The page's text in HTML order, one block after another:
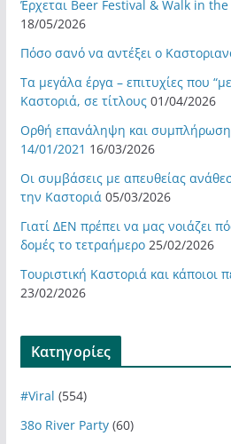
Έρχεται Beer Festival & Walk in
18/05/2026
Πόσο σανό να αντέξει ο
Τα μεγάλα έργα – επιτυχίες που
Καστοριά, σε τίτλους 01/04/2026
Ορθή επανάληψη και
14/01/2021 16/03/2026
Οι συμβάσεις με απευθείας
την Καστοριά 05/03/2026
Γιατί ΔΕΝ πρέπει να μας νοιάζει
δομές το τετραήμερο 25/02/2026
Τουριστική Καστοριά και κάποιοι
23/02/2026
Kατηγορίες
#Viral (554)
38ο River Party(60)